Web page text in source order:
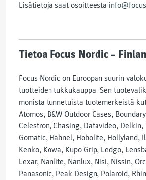
Lisätietoja saat osoitteesta
Tietoa Focus Nordic –
Focus Nordic on Euroopan suurin
tuotteiden tukkukauppa. Sen
monista tunnetuista tuotemerkeistä
Atomos, B&W Outdoor Cases,
Celestron, Chasing, Datavideo,
Gomatic, Hähnel, Hobolite, Hollyland,
Kenko, Kowa, Kupo Grip, Ledgo,
Lexar, Nanlite, Nanlux, Nisi, Nissin,
Panasonic, Peak Design, Polaroid,